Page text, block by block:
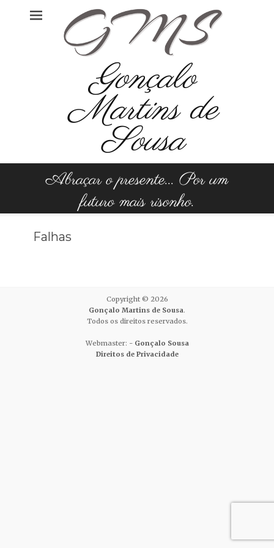
Gonçalo
Martins de
Sousa
Abraçar o presente... Por um
futuro mais risonho.
Falhas
Copyright © 2026
Gonçalo Martins de Sousa.
Todos os direitos reservados.
Webmaster: - Gonçalo Sousa
Direitos de Privacidade